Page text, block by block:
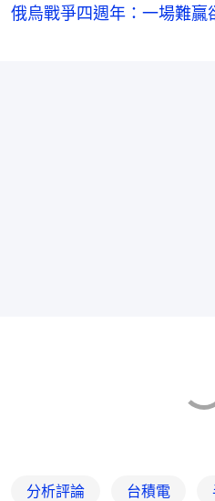
俄烏戰爭四週年：一場難贏
分析評論 台積電